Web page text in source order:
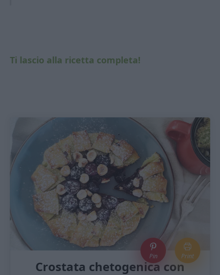
Ti lascio alla ricetta completa!
Pin Print
Crostata chetogenica con